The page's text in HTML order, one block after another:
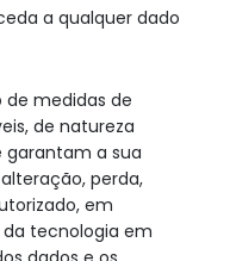
a qualquer dado
medidas de
de natureza
garantam a sua
perda,
em
tecnologia em